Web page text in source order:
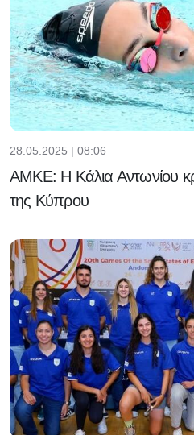
28.05.2025 | 08:06
ΑΜΚΕ: Η Κάλια Αντωνίου
της Κύπρου